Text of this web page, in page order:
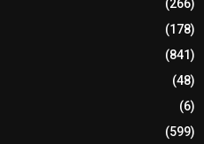
(266)
(178)
(841)
(48)
(6)
(599)